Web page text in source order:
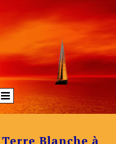
Blanche à